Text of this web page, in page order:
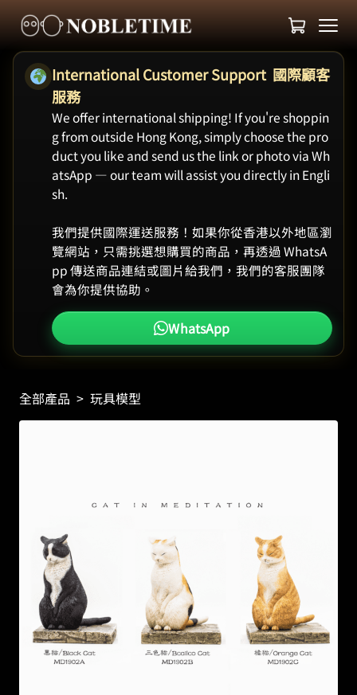
International Customer Support 國際顧客
服務
We offer international shipping! If you're shoppin
g from outside Hong Kong, simply choose the pro
duct you like and send us the link or photo via Wh
atsApp — our team will assist you directly in Engli
sh.
我們提供國際運送服務！如果你從香港以外地區瀏
覽網站，只需挑選想購買的商品，再透過 WhatsA
pp 傳送商品連結或圖片給我們，我們的客服團隊
會為你提供協助。
WhatsApp
全部產品 > 玩具模型